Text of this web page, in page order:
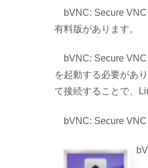
bVNC: Secure VNC
有料版があります。
bVNC: Secure VNC
を起動する必要があ
て接続することで、
bVNC: Secure VNC